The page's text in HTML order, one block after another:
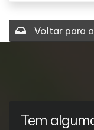
Voltar para
Tem